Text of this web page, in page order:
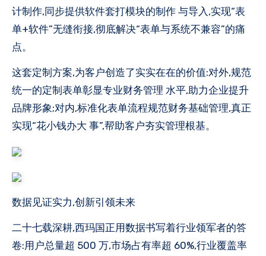
计制作,同步提供软件套打模块的制作 与导入,实现“表
单+软件”无缝衔接,彻底解决“表单与系统不兼容”的痛
点。
这套定制方案,为客户创造了实实在在的价值:对外,规范
统一的定制表单彰显专业财务管理 水平,助力企业提升
品牌形象;对内,标准化表单流程规范财务基础管理,真正
实现“花小钱办大 事”,帮助客户夯实管理根基。
数据见证实力,创新引领未来
二十七载深耕,西玛国正用数据书写着行业领军者的答
卷:用户总量超 500 万,市场占有率超 60%,行业覆盖率